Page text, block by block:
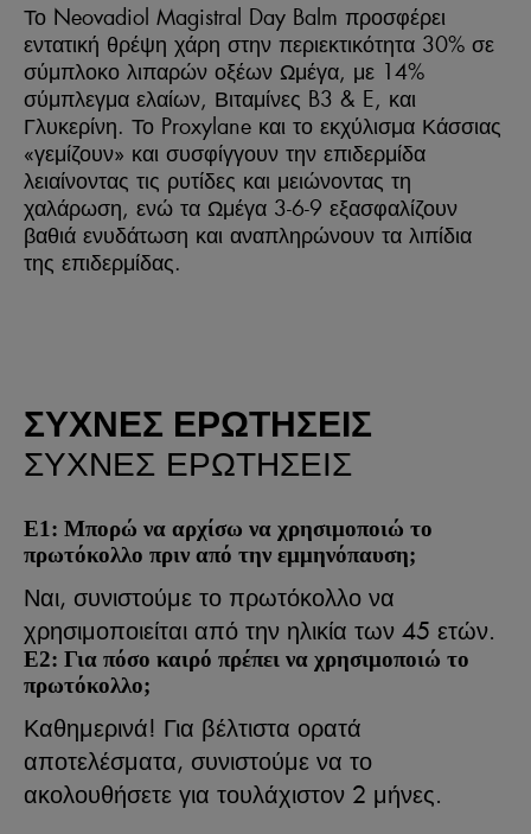
Το Neovadiol Magistral Day Balm προσφέρει
εντατική θρέψη χάρη στην περιεκτικότητα 30% σε
σύμπλοκο λιπαρών οξέων Ωμέγα, με 14%
σύμπλεγμα ελαίων, Βιταμίνες B3 & E, και
Γλυκερίνη. Το Proxylane και το εκχύλισμα Κάσσιας
«γεμίζουν» και συσφίγγουν την επιδερμίδα
λειαίνοντας τις ρυτίδες και μειώνοντας τη
χαλάρωση, ενώ τα Ωμέγα 3-6-9 εξασφαλίζουν
βαθιά ενυδάτωση και αναπληρώνουν τα λιπίδια
της επιδερμίδας.
ΣΥΧΝΈΣ ΕΡΩΤΉΣΕΙΣ
ΣΥΧΝΈΣ ΕΡΩΤΉΣΕΙΣ
Ε1: Μπορώ να αρχίσω να χρησιμοποιώ το
πρωτόκολλο πριν από την εμμηνόπαυση;
Ναι, συνιστούμε το πρωτόκολλο να
χρησιμοποιείται από την ηλικία των 45 ετών.
Ε2: Για πόσο καιρό πρέπει να χρησιμοποιώ το
πρωτόκολλο;
Καθημερινά! Για βέλτιστα ορατά
αποτελέσματα, συνιστούμε να το
ακολουθήσετε για τουλάχιστον 2 μήνες.